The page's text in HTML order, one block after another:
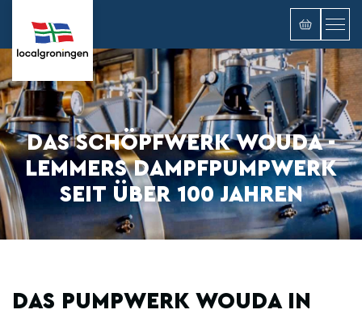
DAS SCHÖPFWERK WOUDA -
LEMMERS DAMPFPUMPWERK
SEIT ÜBER 100 JAHREN
DAS PUMPWERK WOUDA IN